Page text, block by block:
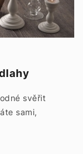
svěřit
sami,